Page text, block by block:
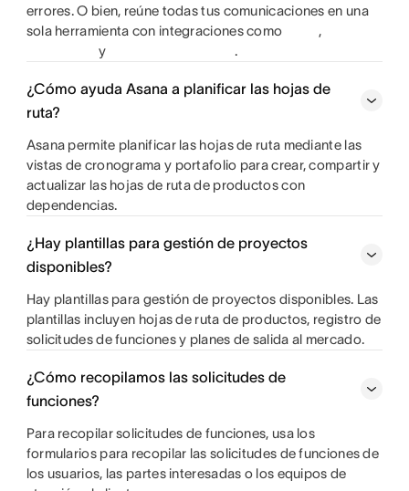
errores. O bien, reúne todas tus comunicaciones en una
sola herramienta con integraciones como
,
y
.
¿Cómo ayuda Asana a planificar las hojas de
ruta?
Asana permite planificar las hojas de ruta mediante las
vistas de cronograma y portafolio para crear, compartir y
actualizar las hojas de ruta de productos con
dependencias.
¿Hay plantillas para gestión de proyectos
disponibles?
Hay plantillas para gestión de proyectos disponibles. Las
plantillas incluyen hojas de ruta de productos, registro de
solicitudes de funciones y planes de salida al mercado.
¿Cómo recopilamos las solicitudes de
funciones?
Para recopilar solicitudes de funciones, usa los
formularios para recopilar las solicitudes de funciones de
los usuarios, las partes interesadas o los equipos de